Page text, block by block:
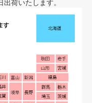
荷いたします。